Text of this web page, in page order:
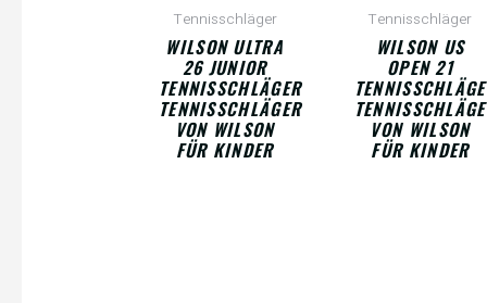
Tennisschläger
WILSON ULTRA
26 JUNIOR
TENNISSCHLÄGER
TENNISSCHLÄGER
VON WILSON
FÜR KINDER
Tennisschläger
WILSON US
OPEN 21
VON WILSON
FÜR KINDER